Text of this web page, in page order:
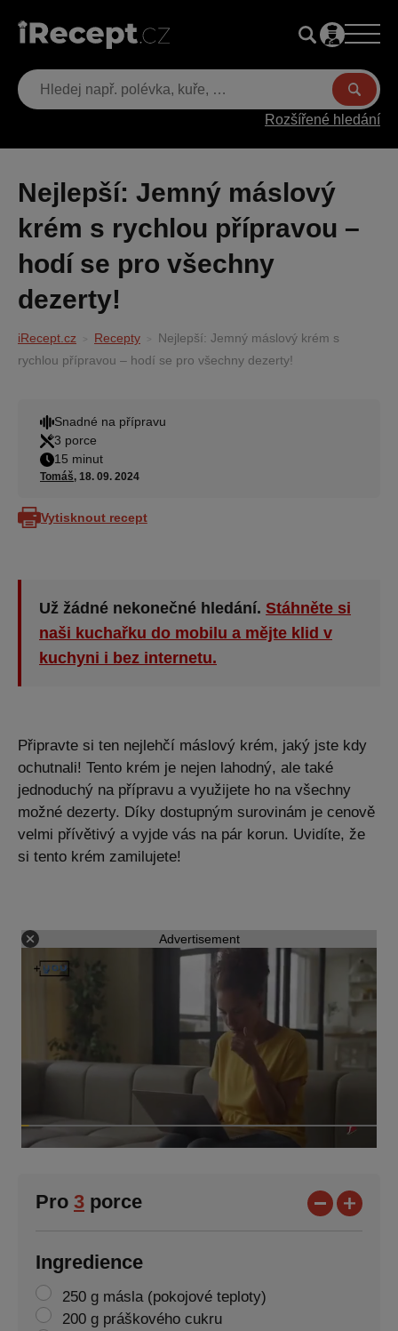
Rozšířené hledání
Nejlepší: Jemný máslový
krém s rychlou přípravou –
hodí se pro všechny
dezerty!
iRecept.cz Recepty
Nejlepší: Jemný máslový krém s
rychlou přípravou – hodí se pro všechny dezerty!
Snadné na přípravu
3 porce
15 minut
Tomáš, 18. 09. 2024
Vytisknout recept
Už žádné nekonečné hledání. Stáhněte si
naši kuchařku do mobilu a mějte klid v
kuchyni i bez internetu.
Připravte si ten nejlehčí máslový krém, jaký jste kdy
ochutnali! Tento krém je nejen lahodný, ale také
jednoduchý na přípravu a využijete ho na všechny
možné dezerty. Díky dostupným surovinám je cenově
velmi přívětivý a vyjde vás na pár korun. Uvidíte, že
si tento krém zamilujete!
Advertisement
Pro 3 porce
Ingredience
250 g másla (pokojové teploty)
200 g práškového cukru